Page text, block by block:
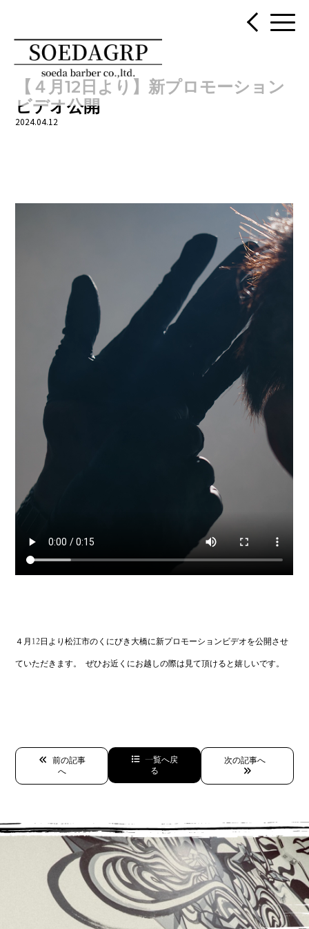
【４月12日より】新プロモーション
ビデオ公開
2024.04.12
４月12日より松江市のくにびき大橋に新プロモーションビデオを公開させ
ていただきます。 ぜひお近くにお越しの際は見て頂けると嬉しいです。
前の記事
へ
一覧へ戻
る
次の記事へ